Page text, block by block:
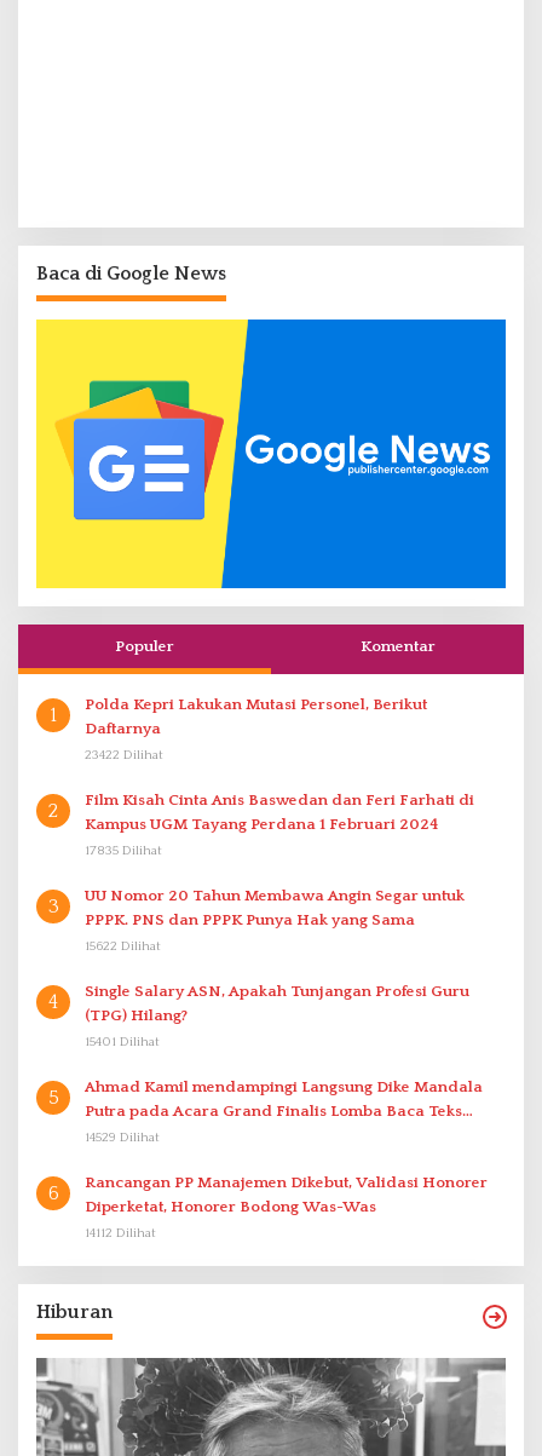
Baca di Google News
Populer Komentar
1
Polda Kepri Lakukan Mutasi Personel, Berikut
Daftarnya
23422 Dilihat
2
Film Kisah Cinta Anis Baswedan dan Feri Farhati di
Kampus UGM Tayang Perdana 1 Februari 2024
17835 Dilihat
3
UU Nomor 20 Tahun Membawa Angin Segar untuk
PPPK. PNS dan PPPK Punya Hak yang Sama
15622 Dilihat
4
Single Salary ASN, Apakah Tunjangan Profesi Guru
(TPG) Hilang?
15401 Dilihat
5
Ahmad Kamil mendampingi Langsung Dike Mandala
Putra pada Acara Grand Finalis Lomba Baca Teks
Proklamasi Mirip Bung Karno di Bali
14529 Dilihat
6
Rancangan PP Manajemen Dikebut, Validasi Honorer
Diperketat, Honorer Bodong Was-Was
14112 Dilihat
Hiburan